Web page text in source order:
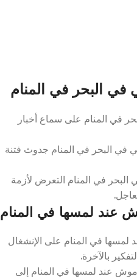
البحر في المنام
في المنام على سماع أخبار
في البحر في المنام جدوث فتنة
في المنام التعرض لأزمة
عند لمسها في المنام
في المنام على الإنشغال
بالآخرة.
عند لمسها في المنام إلى